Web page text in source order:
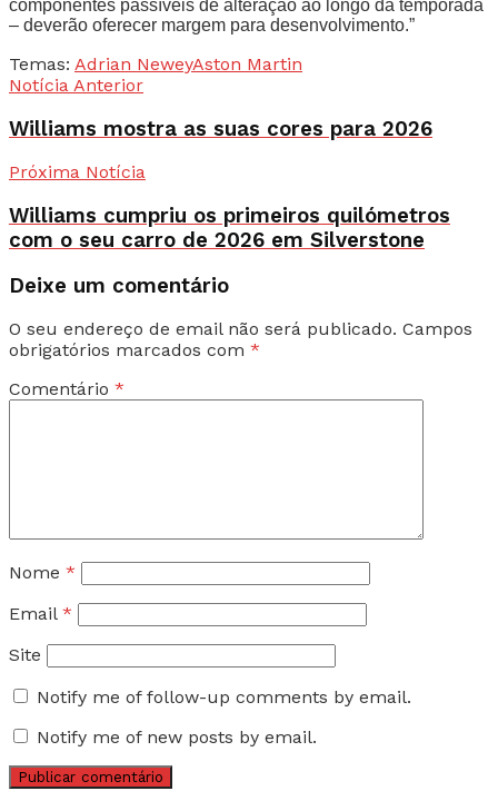
componentes passíveis de alteração ao longo da temporada
– deverão oferecer margem para desenvolvimento.”
Temas: Adrian NeweyAston Martin
Notícia Anterior
Williams mostra as suas cores para 2026
Próxima Notícia
Williams cumpriu os primeiros quilómetros
com o seu carro de 2026 em Silverstone
Deixe um comentário
O seu endereço de email não será publicado. Campos
obrigatórios marcados com *
Comentário *
Nome *
Email *
Site
Notify me of follow-up comments by email.
Notify me of new posts by email.